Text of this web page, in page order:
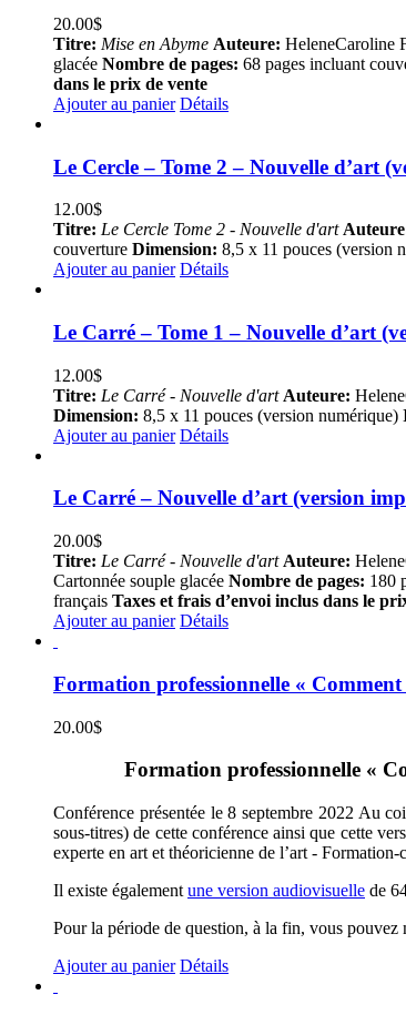
20.00$
Titre: Mise en Abyme Auteure: HeleneCaroline
glacée Nombre de pages: 68 pages incluant
dans le prix de vente
Ajouter au panier Détails
Le Cercle – Tome 2 – Nouvelle d’art
12.00$
Titre: Le Cercle Tome 2 - Nouvelle d'art
couverture Dimension: 8,5 x 11 pouces (version
Ajouter au panier Détails
Le Carré – Tome 1 – Nouvelle d’art
12.00$
Titre: Le Carré - Nouvelle d'art Auteure:
Dimension: 8,5 x 11 pouces (version numérique)
Ajouter au panier Détails
Le Carré – Nouvelle d’art (version
20.00$
Titre: Le Carré - Nouvelle d'art Auteure:
Cartonnée souple glacée Nombre de pages: 180
français Taxes et frais d’envoi inclus dans le
Ajouter au panier Détails
Formation professionnelle «
20.00$
Formation professionnelle «
Conférence présentée le 8 septembre 2022 Au
sous-titres) de cette conférence ainsi que cette
experte en art et théoricienne de l’art -
Il existe également une version audiovisuelle de
Pour la période de question, à la fin, vous pouvez
Ajouter au panier Détails